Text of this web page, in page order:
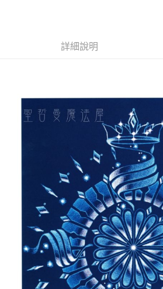
7-11取貨付款
每筆NT$80，滿NT$3,000(含以上)免運費
每筆NT$80，滿NT$3,000(含以上)免運費
郵局幫你送（離島）
每筆NT$80，滿NT$3,000(含以上)免運費
付款後門市自取
免運費
詳細說明